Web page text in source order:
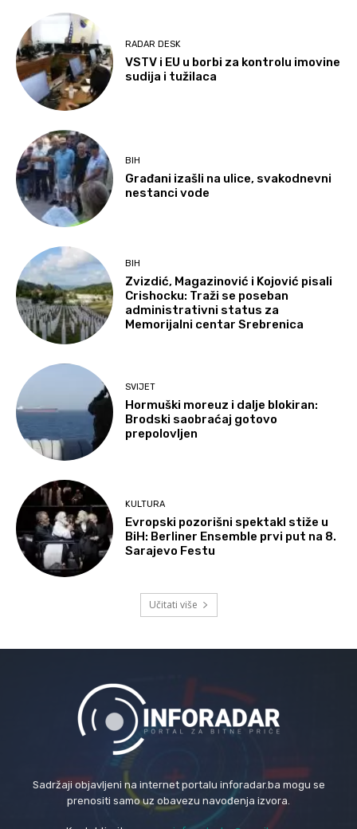
RADAR DESK
VSTV i EU u borbi za kontrolu imovine
sudija i tužilaca
BIH
Građani izašli na ulice, svakodnevni
nestanci vode
BIH
Zvizdić, Magazinović i Kojović pisali
Crishocku: Traži se poseban
administrativni status za
Memorijalni centar Srebrenica
SVIJET
Hormuški moreuz i dalje blokiran:
Brodski saobraćaj gotovo
prepolovljen
KULTURA
Evropski pozorišni spektakl stiže u
BiH: Berliner Ensemble prvi put na 8.
Sarajevo Festu
Učitati više
Sadržaji objavljeni na internet portalu inforadar.ba mogu se
prenositi samo uz obavezu navođenja izvora.